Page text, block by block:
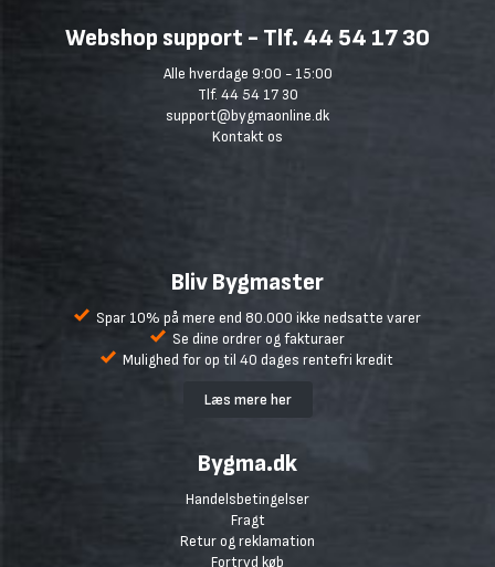
Webshop support - Tlf. 44 54 17 30
Alle hverdage 9:00 - 15:00
Tlf. 44 54 17 30
support@bygmaonline.dk
Kontakt os
Bliv Bygmaster
Spar 10% på mere end 80.000 ikke nedsatte varer
Se dine ordrer og fakturaer
Mulighed for op til 40 dages rentefri kredit
Læs mere her
Bygma.dk
Handelsbetingelser
Fragt
Retur og reklamation
Fortryd køb